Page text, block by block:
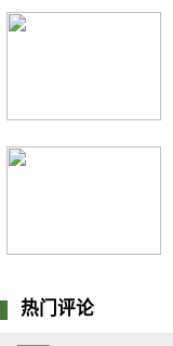
热门评论